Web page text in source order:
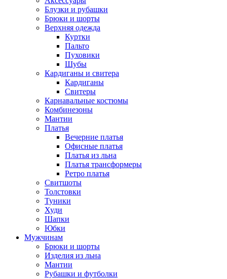
Блузки и рубашки
Брюки и шорты
Верхняя одежда
Куртки
Пальто
Пуховики
Шубы
Кардиганы и свитера
Кардиганы
Свитеры
Карнавальные костюмы
Комбинезоны
Мантии
Платья
Вечерние платья
Офисные платья
Платья из льна
Платья трансформеры
Ретро платья
Свитшоты
Толстовки
Туники
Худи
Шапки
Юбки
Мужчинам
Брюки и шорты
Изделия из льна
Мантии
Рубашки и футболки